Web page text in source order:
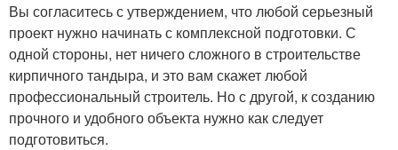
Вы согласитесь с утверждением, что любой серьезный
проект нужно начинать с комплексной подготовки. С
одной стороны, нет ничего сложного в строительстве
кирпичного тандыра, и это вам скажет любой
профессиональный строитель. Но с другой, к созданию
прочного и удобного объекта нужно как следует
подготовиться.